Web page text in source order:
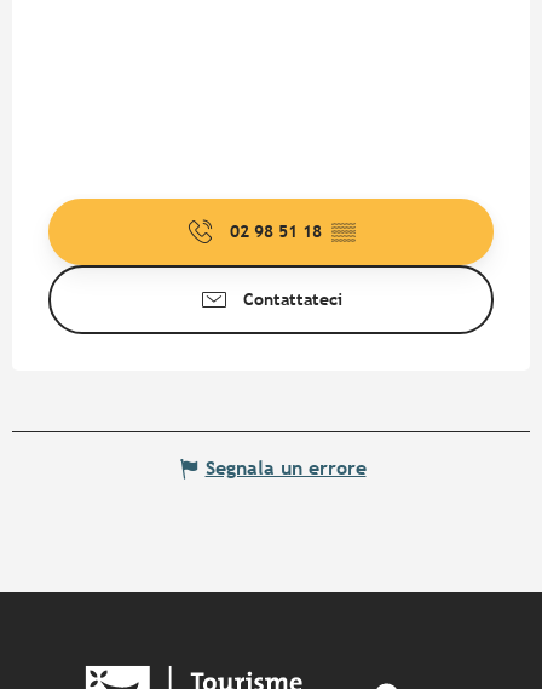
02 98 51 18 ▒▒
Contattateci
Segnala un errore